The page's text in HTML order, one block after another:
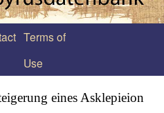
Terms of
Use
eines Asklepieion